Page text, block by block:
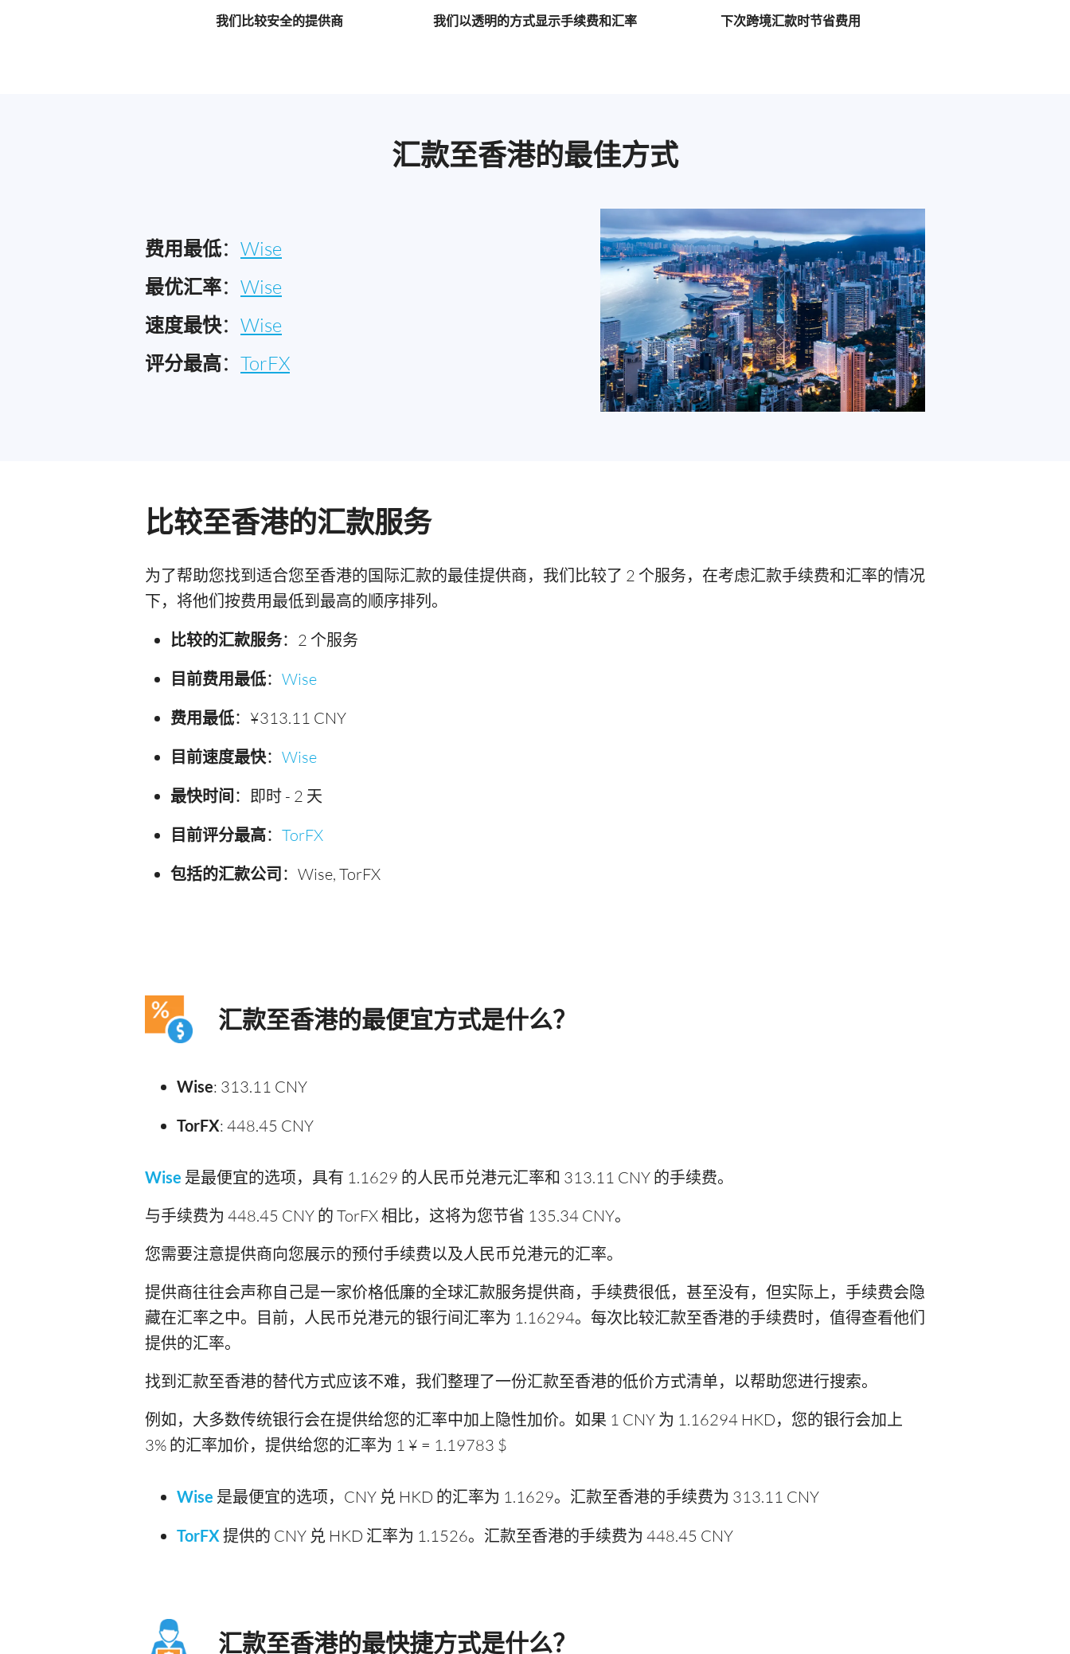
我们比较安全的提供商 我们以透明的方式显示手续费和汇率 下次跨境汇款时节省费用
汇款至香港的最佳方式
费用最低： Wise
最优汇率： Wise
速度最快： Wise
评分最高： TorFX
比较至香港的汇款服务
为了帮助您找到适合您至香港的国际汇款的最佳提供商，我们比较了 2 个服务，在考虑汇款手续费和汇率的情况
下，将他们按费用最低到最高的顺序排列。
比较的汇款服务：2 个服务
目前费用最低： Wise
费用最低：¥313.11 CNY
目前速度最快： Wise
最快时间 ：即时 - 2 天
目前评分最高： TorFX
包括的汇款公司 ：Wise, TorFX
汇款至香港的最便宜方式是什么？
Wise: 313.11 CNY
TorFX: 448.45 CNY
Wise 是最便宜的选项，具有 1.1629 的人民币兑港元汇率和 313.11 CNY 的手续费。
与手续费为 448.45 CNY 的 TorFX 相比，这将为您节省 135.34 CNY。
您需要注意提供商向您展示的预付手续费以及人民币兑港元的汇率。
提供商往往会声称自己是一家价格低廉的全球汇款服务提供商，手续费很低，甚至没有，但实际上，手续费会隐
藏在汇率之中。目前，人民币兑港元的银行间汇率为 1.16294。每次比较汇款至香港的手续费时，值得查看他们
提供的汇率。
找到汇款至香港的替代方式应该不难，我们整理了一份汇款至香港的低价方式清单，以帮助您进行搜索。
例如，大多数传统银行会在提供给您的汇率中加上隐性加价。如果 1 CNY 为 1.16294 HKD，您的银行会加上
3% 的汇率加价，提供给您的汇率为 1 ¥ = 1.19783 $
Wise 是最便宜的选项，CNY 兑 HKD 的汇率为 1.1629。汇款至香港的手续费为 313.11 CNY
TorFX 提供的 CNY 兑 HKD 汇率为 1.1526。汇款至香港的手续费为 448.45 CNY
汇款至香港的最快捷方式是什么？